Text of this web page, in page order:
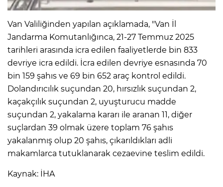
Van Valiliğinden yapılan açıklamada, "Van İl
Jandarma Komutanlığınca, 21-27 Temmuz 2025
tarihleri arasında icra edilen faaliyetlerde bin 833
devriye icra edildi. İcra edilen devriye esnasında 70
bin 159 şahıs ve 69 bin 652 araç kontrol edildi.
Dolandırıcılık suçundan 20, hırsızlık suçundan 2,
kaçakçılık suçundan 2, uyuşturucu madde
suçundan 2, yakalama kararı ile aranan 11, diğer
suçlardan 39 olmak üzere toplam 76 şahıs
yakalanmış olup 20 şahıs, çıkarıldıkları adli
makamlarca tutuklanarak cezaevine teslim edildi.
Kaynak: İHA